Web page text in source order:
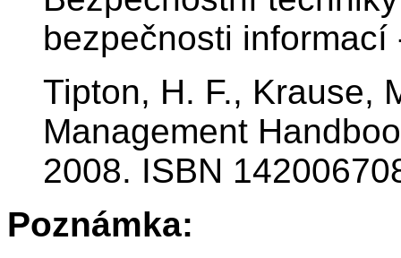
bezpečnosti informací
Tipton, H. F., Krause,
Management
2008. ISBN
Poznámka: